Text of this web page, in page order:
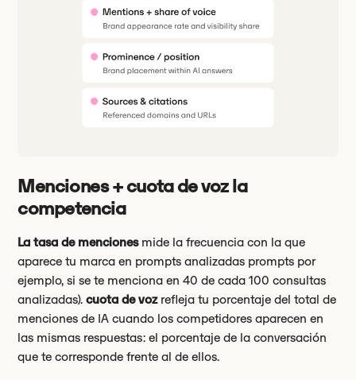
Menciones + cuota de voz la
competencia
La tasa de mencionesmide la frecuencia con la que
aparece tu marca en prompts analizadas prompts por
ejemplo, si se te menciona en 40 de cada 100 consultas
analizadas). cuota de vozrefleja tu porcentaje del total de
menciones de IA cuando los competidores aparecen en
las mismas respuestas: el porcentaje de la conversación
que te corresponde frente al de ellos.